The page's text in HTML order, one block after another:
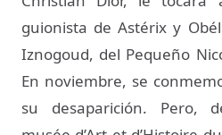
guionista de Astérix y
Iznogoud, del Pequeño
En noviembre, se
su desaparición. Pero,